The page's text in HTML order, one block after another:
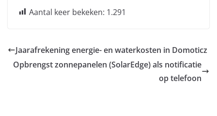
Aantal keer bekeken: 1.291
Jaarafrekening energie- en waterkosten in Domoticz
Opbrengst zonnepanelen (SolarEdge) als notificatie
op telefoon